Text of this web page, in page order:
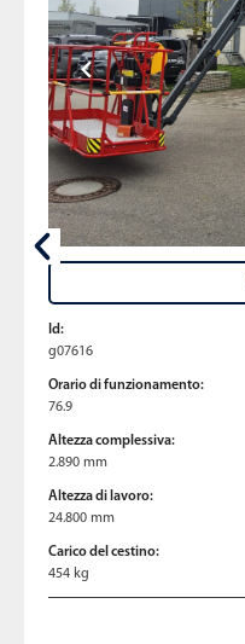
Id:
g07616
Orario di funzionamento:
76.9
Altezza complessiva:
2.890 mm
Altezza di lavoro:
24.800 mm
Carico del cestino:
454 kg